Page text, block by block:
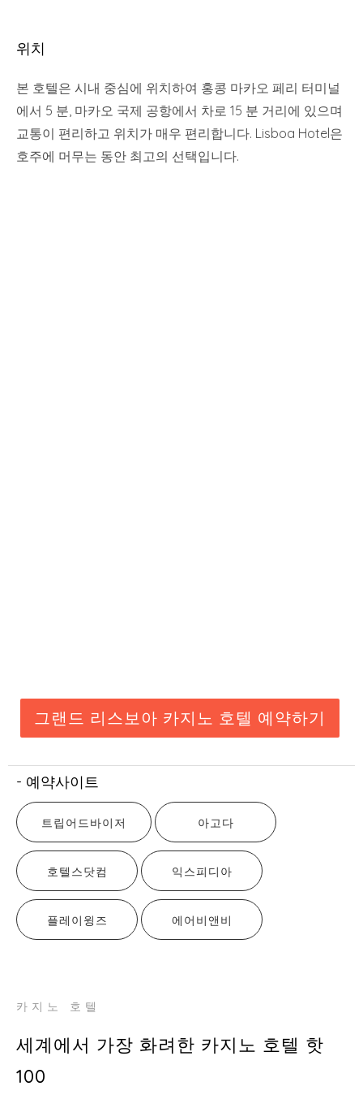
위치
본 호텔은 시내 중심에 위치하여 홍콩 마카오 페리 터미널
에서 5 분, 마카오 국제 공항에서 차로 15 분 거리에 있으며
교통이 편리하고 위치가 매우 편리합니다. Lisboa Hotel은
호주에 머무는 동안 최고의 선택입니다.
그랜드 리스보아 카지노 호텔 예약하기
- 예약사이트
트립어드바이저 아고다
호텔스닷컴 익스피디아
플레이윙즈 에어비앤비
카지노 호텔
세계에서 가장 화려한 카지노 호텔 핫
100